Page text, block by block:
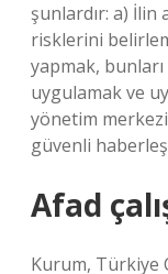
şunlardır: a)
risklerini
yapmak,
uygulamak ve
yönetim
güvenli
Afad
Kurum, Türkiye